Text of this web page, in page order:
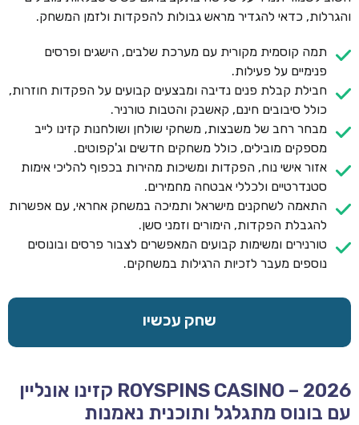
והגרלות, כדאי להגדיר מראש גבולות להפקדות ולזמן המשחק.
תמה קוסמית מקורית עם מערכת שלבים, הישגים ופרסים
פנימיים על פעילות.
חבילת קבלת פנים נדיבה ומבצעים קבועים על הפקדות חוזרות,
כולל סיבובים חינם, קאשבק והטבות טורניר.
מבחר רחב של משבצות, משחקי שולחן ושולחנות קזינו לייב
מספקים מובילים, כולל משחקים חדשים וג'קפוטים.
אזור אישי נוח, הפקדות ומשיכות מהירות בכפוף להליכי אימות
סטנדרטיים ולכללי אבטחה מחמירים.
התאמה לשחקנים מישראל ותמיכה במשחק אחראי, עם אפשרות
להגבלת הפקדות, הימורים וזמני סשן.
טורנירים ומשימות קבועים המאפשרים לצבור פרסים ובונוסים
נוספים מעבר לזכיות הרגילות במשחקים.
שחק עכשיו
ROYSPINS CASINO – 2026 קזינו אונליין
עם בונוס מתגלגל ותוכנית נאמנות